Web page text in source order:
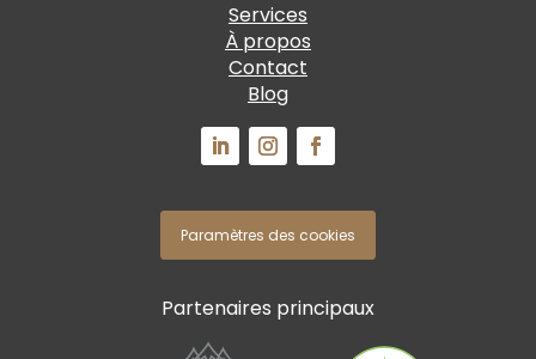
Services
À propos
Contact
Blog
Paramètres des cookies
Partenaires principaux